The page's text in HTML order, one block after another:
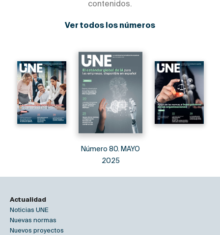
contenidos.
Ver todos los números
Número 80. MAYO
2025
Actualidad
Noticias UNE
Nuevas normas
Nuevos proyectos